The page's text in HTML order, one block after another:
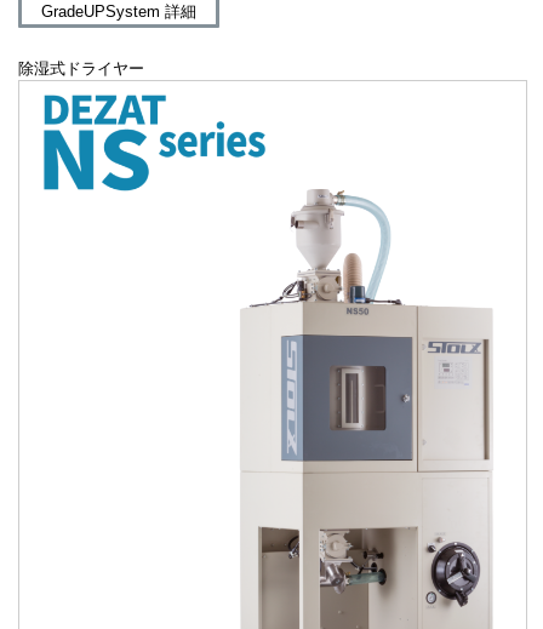
GradeUPSystem 詳細
除湿式ドライヤー